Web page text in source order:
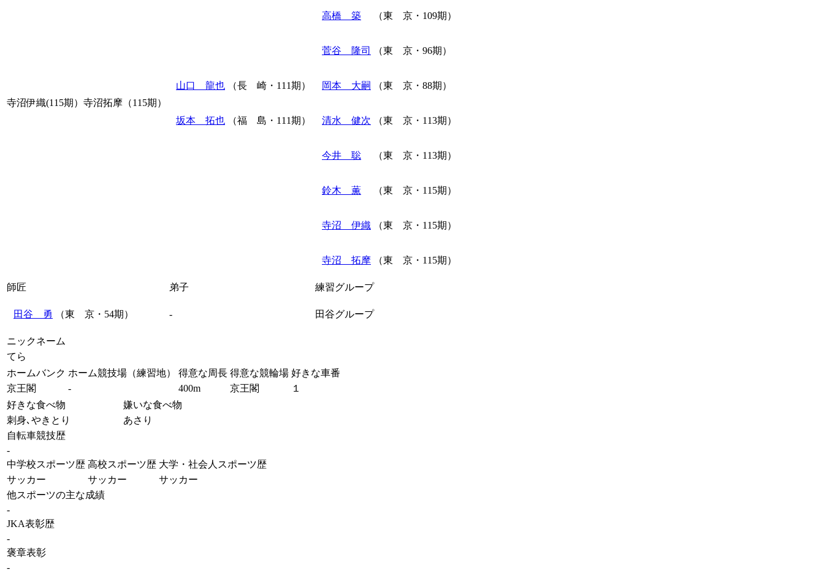
寺沼伊織(115期）寺沼拓摩（115期）
山口 龍也 （長 崎・111期）
坂本 拓也 （福 島・111期）
高橋 築 （東 京・109期）
菅谷 隆司 （東 京・96期）
岡本 大嗣 （東 京・88期）
清水 健次 （東 京・113期）
今井 聡 （東 京・113期）
鈴木 薫 （東 京・115期）
寺沼 伊織 （東 京・115期）
寺沼 拓摩 （東 京・115期）
師匠 弟子 練習グループ
田谷 勇 （東 京・54期） - 田谷グループ
ニックネーム
てら
ホームバンク ホーム競技場（練習地） 得意な周長 得意な競輪場 好きな車番
京王閣
- 400m 京王閣
１
好きな食べ物
嫌いな食べ物
刺身､やきとり
あさり
自転車競技歴
-
中学校スポーツ歴 高校スポーツ歴 大学・社会人スポーツ歴
サッカー
サッカー
サッカー
他スポーツの主な成績
-
JKA表彰歴
-
褒章表彰
-